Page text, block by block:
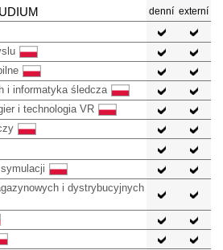
denní externí
i informatyka śledcza
i technologia VR
i dystrybucyjnych